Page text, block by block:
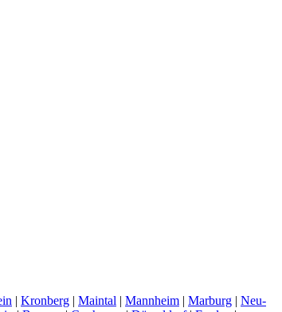
| Kronberg | Maintal | Mannheim | Marburg | Neu-